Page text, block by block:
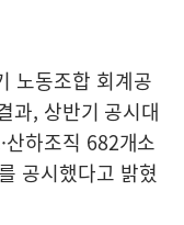
노동조합 회계공
과, 상반기 공시대
하조직 682개소
공시했다고 밝혔